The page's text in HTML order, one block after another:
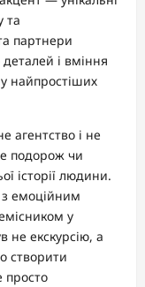
та
партнери
і вміння
найпростіших
агентство і не
подорож чи
історії людини.
з емоційним
у
не екскурсію, а
створити
просто